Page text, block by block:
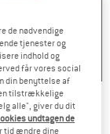
4,8(5)
Hotel HV
de nødvendige
tjenester og
indhold og
får vores social
din benyttelse af
tilstrækkelige
alle", giver du dit
undtagen de
tid ændre dine